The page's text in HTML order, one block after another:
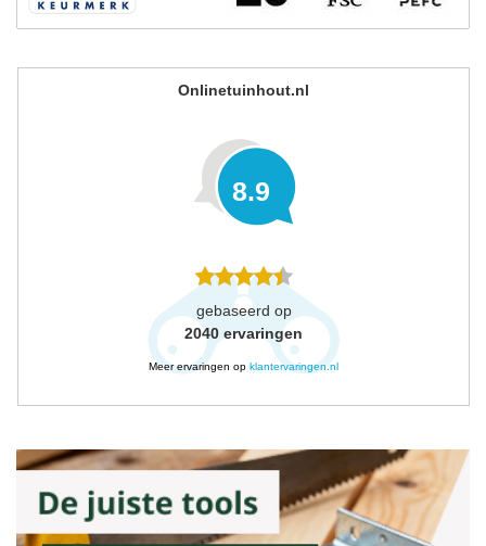
Onlinetuinhout.nl
8.9
gebaseerd op
2040 ervaringen
Meer ervaringen op klantervaringen.nl